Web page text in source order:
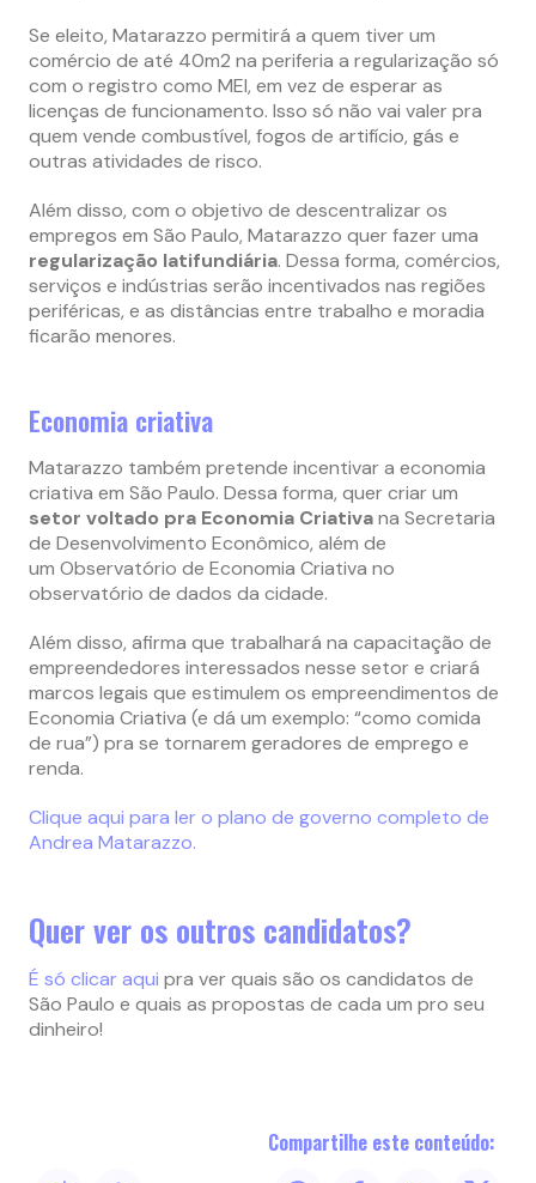
Se eleito, Matarazzo permitirá a quem tiver um
comércio de até 40m2 na periferia a regularização só
com o registro como MEI, em vez de esperar as
licenças de funcionamento. Isso só não vai valer pra
quem vende combustível, fogos de artifício, gás e
outras atividades de risco.
Além disso, com o objetivo de descentralizar os
empregos em São Paulo, Matarazzo quer fazer uma
regularização latifundiária. Dessa forma, comércios,
serviços e indústrias serão incentivados nas regiões
periféricas, e as distâncias entre trabalho e moradia
ficarão menores.
Economia criativa
Matarazzo também pretende incentivar a economia
criativa em São Paulo. Dessa forma, quer criar um
setor voltado pra Economia Criativana Secretaria
de Desenvolvimento Econômico, além de
um Observatório de Economia Criativa no
observatório de dados da cidade.
Além disso, afirma que trabalhará na capacitação de
empreendedores interessados nesse setor e criará
marcos legais que estimulem os empreendimentos de
Economia Criativa (e dá um exemplo: “como comida
de rua”) pra se tornarem geradores de emprego e
renda.
Clique aqui para ler o plano de governo completo de
Andrea Matarazzo.
Quer ver os outros candidatos?
É só clicar aqui pra ver quais são os candidatos de
São Paulo e quais as propostas de cada um pro seu
dinheiro!
Compartilhe este conteúdo: